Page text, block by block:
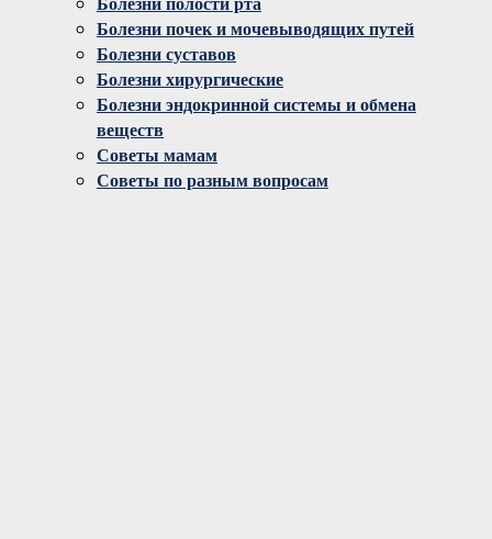
Болезни почек и мочевыводящих путей
Болезни суставов
Болезни хирургические
Болезни эндокринной системы и обмена
веществ
Советы мамам
Советы по разным вопросам